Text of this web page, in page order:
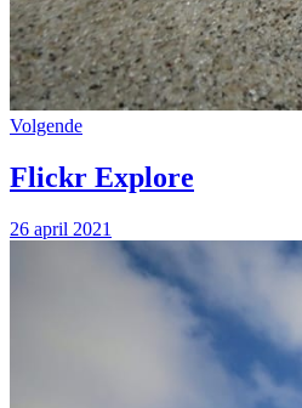
Volgende
Flickr Explore
26 april 2021